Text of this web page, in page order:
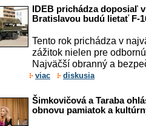
IDEB prichádza doposiaľ
Bratislavou budú lietať F-
Tento rok prichádza v
zážitok nielen pre
Najväčší obranný a
viac diskusia
Šimkovičová a Taraba
obnovu pamiatok a